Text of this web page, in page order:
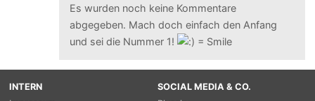
Es wurden noch keine Kommentare
abgegeben. Mach doch einfach den Anfang
und sei die Nummer 1!
INTERN
SOCIAL MEDIA & CO.